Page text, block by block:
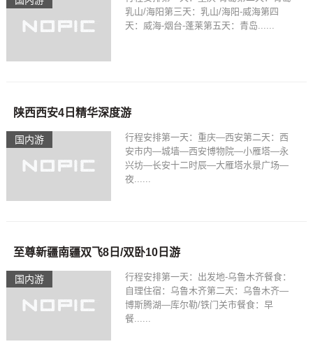
乳山/海阳第三天：乳山/海阳-威海第四
天：威海-烟台-蓬莱第五天：青岛......
国内游
陕西西安4日精华深度游
行程安排第一天：重庆—西安第二天：西
安市内—城墙—西安博物院—小雁塔—永
兴坊—长安十二时辰—大雁塔水景广场—
夜......
国内游
至尊新疆南疆双飞8日/双卧10日游
行程安排第一天：出发地-乌鲁木齐餐食：
自理住宿：乌鲁木齐第二天：乌鲁木齐—
博斯腾湖—库尔勒/铁门关市餐食：早
餐......